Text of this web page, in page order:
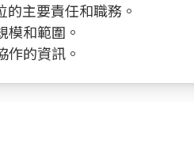
主要責任和職務。
模和範圍。
作的資訊。